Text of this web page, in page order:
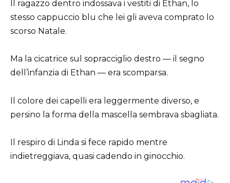
Il ragazzo dentro indossava i vestiti di Ethan, lo
stesso cappuccio blu che lei gli aveva comprato lo
scorso Natale.
Ma la cicatrice sul sopracciglio destro — il segno
dell’infanzia di Ethan — era scomparsa.
Il colore dei capelli era leggermente diverso, e
persino la forma della mascella sembrava sbagliata.
Il respiro di Linda si fece rapido mentre
indietreggiava, quasi cadendo in ginocchio.